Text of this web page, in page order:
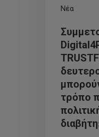
Νέα
τρόπο